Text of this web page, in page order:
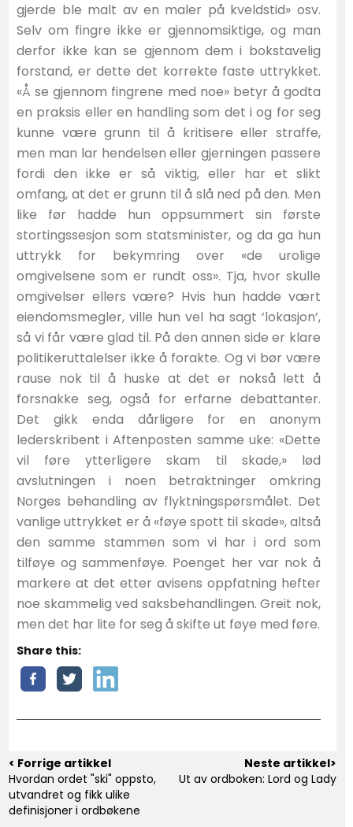
gjerde ble malt av en maler på kveldstid» osv.
Selv om fingre ikke er gjennomsiktige, og man
derfor ikke kan se gjennom dem i bokstavelig
forstand, er dette det korrekte faste uttrykket.
«Å se gjennom fingrene med noe» betyr å godta
en praksis eller en handling som det i og for seg
kunne være grunn til å kritisere eller straffe,
men man lar hendelsen eller gjerningen passere
fordi den ikke er så viktig, eller har et slikt
omfang, at det er grunn til å slå ned på den. Men
like før hadde hun oppsummert sin første
stortingssesjon som statsminister, og da ga hun
uttrykk for bekymring over «de urolige
omgivelsene som er rundt oss». Tja, hvor skulle
omgivelser ellers være? Hvis hun hadde vært
eiendomsmegler, ville hun vel ha sagt ‘lokasjon’,
så vi får være glad til. På den annen side er klare
politikeruttalelser ikke å forakte. Og vi bør være
rause nok til å huske at det er nokså lett å
forsnakke seg, også for erfarne debattanter.
Det gikk enda dårligere for en anonym
lederskribent i Aftenposten samme uke: «Dette
vil føre ytterligere skam til skade,» lød
avslutningen i noen betraktninger omkring
Norges behandling av flyktningspørsmålet. Det
vanlige uttrykket er å «føye spott til skade», altså
den samme stammen som vi har i ord som
tilføye og sammenføye. Poenget her var nok å
markere at det etter avisens oppfatning hefter
noe skammelig ved saksbehandlingen. Greit nok,
men det har lite for seg å skifte ut føye med føre.
Share this:
< Forrige artikkel
Hvordan ordet "ski" oppsto,
utvandret og fikk ulike
definisjoner i ordbøkene
Neste artikkel>
Ut av ordboken: Lord og Lady